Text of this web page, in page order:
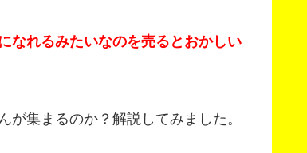
なれるみたいなのを売るとおかしい
集まるのか？解説してみました。